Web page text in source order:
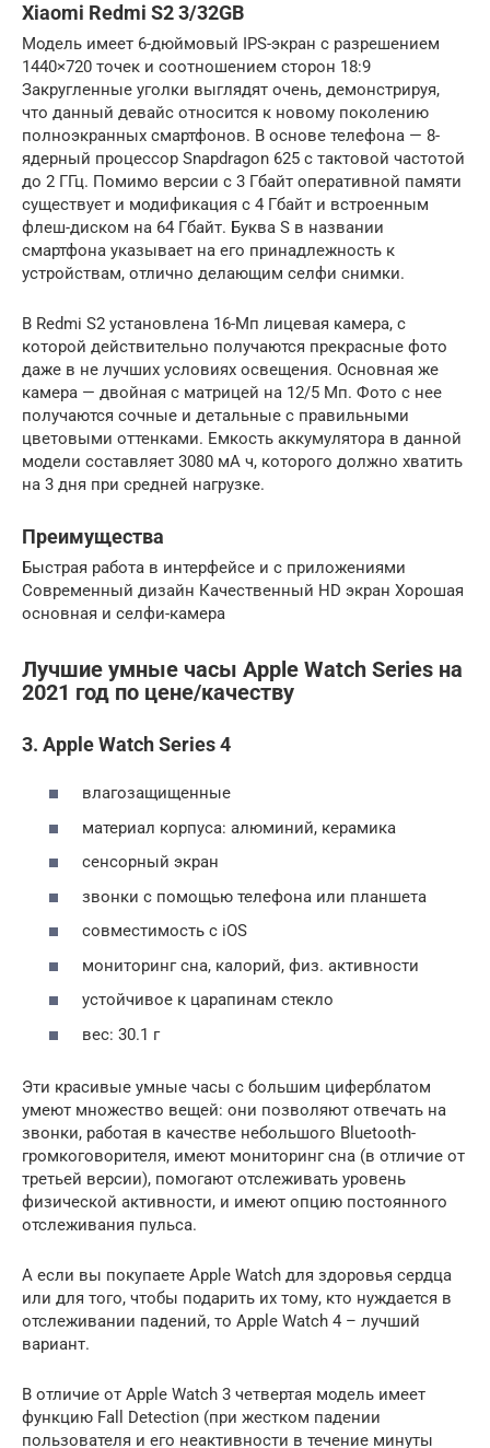
Xiaomi Redmi S2 3/32GB
Модель имеет 6-дюймовый IPS-экран с разрешением
1440×720 точек и соотношением сторон 18:9
Закругленные уголки выглядят очень, демонстрируя,
что данный девайс относится к новому поколению
полноэкранных смартфонов. В основе телефона — 8-
ядерный процессор Snapdragon 625 с тактовой частотой
до 2 ГГц. Помимо версии с 3 Гбайт оперативной памяти
существует и модификация с 4 Гбайт и встроенным
флеш-диском на 64 Гбайт. Буква S в названии
смартфона указывает на его принадлежность к
устройствам, отлично делающим селфи снимки.
В Redmi S2 установлена 16-Мп лицевая камера, с
которой действительно получаются прекрасные фото
даже в не лучших условиях освещения. Основная же
камера — двойная с матрицей на 12/5 Мп. Фото с нее
получаются сочные и детальные с правильными
цветовыми оттенками. Емкость аккумулятора в данной
модели составляет 3080 мА ч, которого должно хватить
на 3 дня при средней нагрузке.
Преимущества
Быстрая работа в интерфейсе и с приложениями
Современный дизайн Качественный HD экран Хорошая
основная и селфи-камера
Лучшие умные часы Apple Watch Series на
2021 год по цене/качеству
3. Apple Watch Series 4
влагозащищенные
материал корпуса: алюминий, керамика
сенсорный экран
звонки с помощью телефона или планшета
совместимость с iOS
мониторинг сна, калорий, физ. активности
устойчивое к царапинам стекло
вес: 30.1 г
Эти красивые умные часы с большим циферблатом
умеют множество вещей: они позволяют отвечать на
звонки, работая в качестве небольшого Bluetooth-
громкоговорителя, имеют мониторинг сна (в отличие от
третьей версии), помогают отслеживать уровень
физической активности, и имеют опцию постоянного
отслеживания пульса.
А если вы покупаете Apple Watch для здоровья сердца
или для того, чтобы подарить их тому, кто нуждается в
отслеживании падений, то Apple Watch 4 – лучший
вариант.
В отличие от Apple Watch 3 четвертая модель имеет
функцию Fall Detection (при жестком падении
пользователя и его неактивности в течение минуты